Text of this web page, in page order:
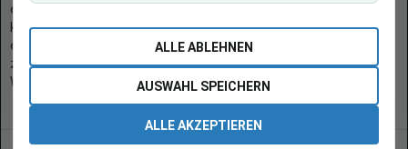
entsprechen diese dem angegebenen Stand (Datum/Uhrzeit) und
können sich auf der verlinkten Seite jederzeit ändern. Für den Kauf
eines Produkts gelten die Angaben zu Preis und Verfügbarkeit, die
zum Kaufzeitpunkt [auf der/den maßgeblichen Amazon-
Website(s)] angezeigt werden.
ALLE ABLEHNEN
AUSWAHL SPEICHERN
ALLE AKZEPTIEREN